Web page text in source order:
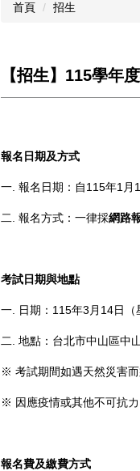
首頁 招生
【招生】115學年
報名日期及方式
一. 報名日期：自115年1月
二. 報名方式：一律採網路
考試日期與地點
一. 日期：115年3月14日（
二. 地點：台北市中山區中
※ 考試期間如遇天然災害而
※ 因應疫情或其他不可抗力
報名費及繳費方式